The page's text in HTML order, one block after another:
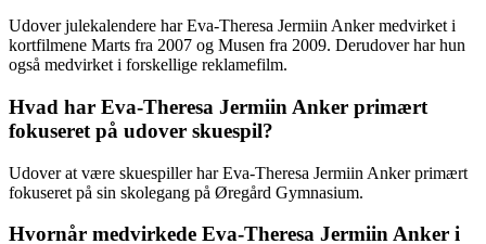
Udover julekalendere har Eva-Theresa Jermiin Anker medvirket i
kortfilmene Marts fra 2007 og Musen fra 2009. Derudover har hun
også medvirket i forskellige reklamefilm.
Hvad har Eva-Theresa Jermiin Anker primært
fokuseret på udover skuespil?
Udover at være skuespiller har Eva-Theresa Jermiin Anker primært
fokuseret på sin skolegang på Øregård Gymnasium.
Hvornår medvirkede Eva-Theresa Jermiin Anker i